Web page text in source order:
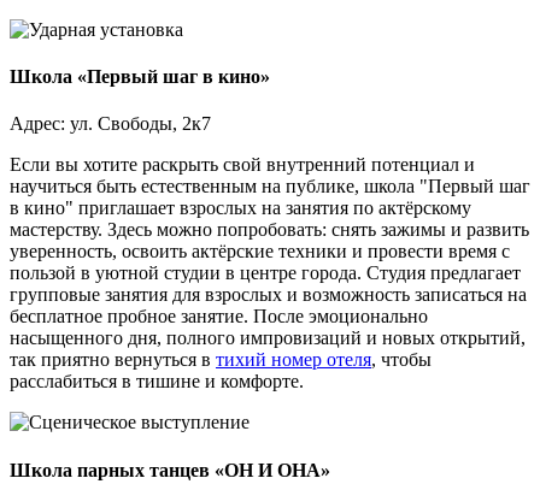
Школа «Первый шаг в кино»
Адрес: ул. Свободы, 2к7
Если вы хотите раскрыть свой внутренний потенциал и
научиться быть естественным на публике, школа "Первый шаг
в кино" приглашает взрослых на занятия по актёрскому
мастерству. Здесь можно попробовать: снять зажимы и развить
уверенность, освоить актёрские техники и провести время с
пользой в уютной студии в центре города. Студия предлагает
групповые занятия для взрослых и возможность записаться на
бесплатное пробное занятие. После эмоционально
насыщенного дня, полного импровизаций и новых открытий,
так приятно вернуться в тихий номер отеля, чтобы
расслабиться в тишине и комфорте.
Школа парных танцев «ОН И ОНА»